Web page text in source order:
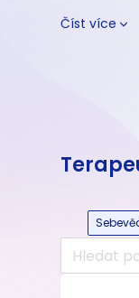
Číst více